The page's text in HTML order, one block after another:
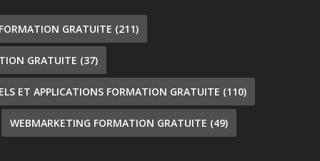
GRATUITE (211)
GRATUITE (37)
ET APPLICATIONS FORMATION GRATUITE (110)
WEBMARKETING FORMATION GRATUITE (49)